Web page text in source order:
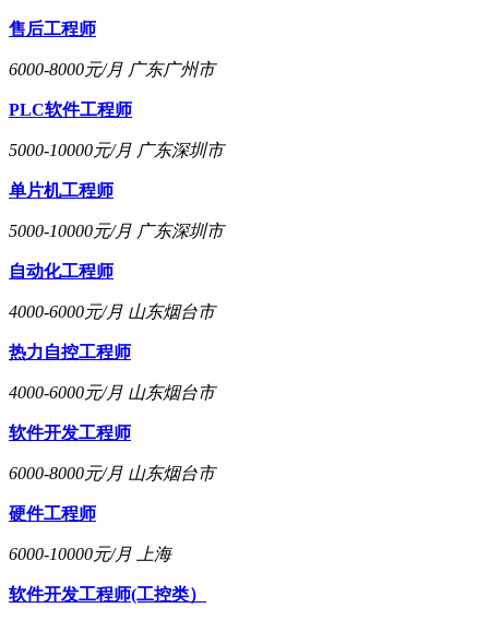
售后工程师
6000-8000元/月 广东广州市
PLC软件工程师
5000-10000元/月 广东深圳市
单片机工程师
5000-10000元/月 广东深圳市
自动化工程师
4000-6000元/月 山东烟台市
热力自控工程师
4000-6000元/月 山东烟台市
软件开发工程师
6000-8000元/月 山东烟台市
硬件工程师
6000-10000元/月 上海
软件开发工程师(工控类）